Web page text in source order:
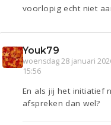
voorlopig echt niet
Youk79
woensdag 28 januari
15:56
En als jij het initiatief
afspreken dan wel?